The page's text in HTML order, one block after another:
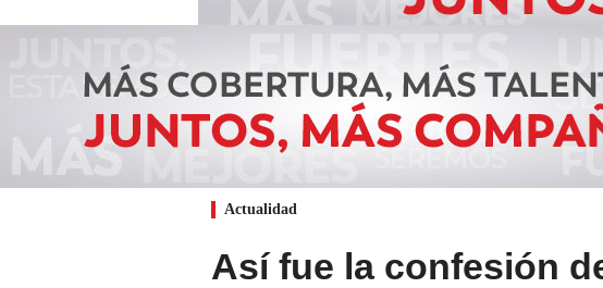
Actualidad
Así fue la confesión